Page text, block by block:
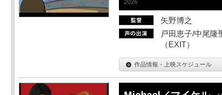
2026
矢野博之
戸田恵子/中尾隆
（EXIT）
作品情報・上映スケジュール